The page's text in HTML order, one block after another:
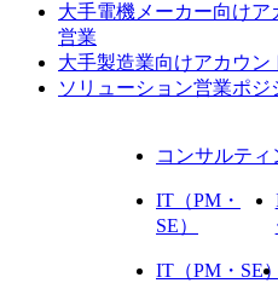
大手電機メーカー向け
営業
大手製造業向けアカウ
ソリューション営業ポジ
コンサルティ
IT（PM・
SE）
IT（PM・SE）